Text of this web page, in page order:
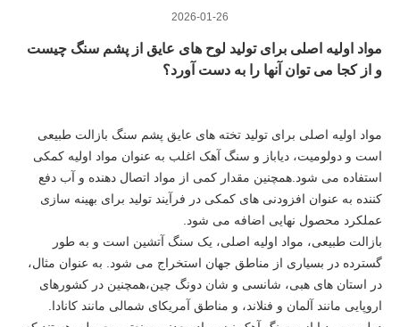
2026-01-26
مواد اولیه اصلی برای تولید لوح های عایق از پشم سنگ چیست
و از کجا می توان آنها را به دست آورد؟
مواد اولیه اصلی برای تولید تخته های عایق پشم سنگ بازالت طبیعی
است و دولومیت، دیاباز و سنگ آهک اغلب به عنوان مواد اولیه کمکی
استفاده می شود.همچنین مقدار کمی از مواد اتصال دهنده و آب دفع
کننده به عنوان افزودنی های کمکی در فرآیند تولید برای بهینه سازی
عملکرد محصول نهایی اضافه می شود.
بازالت طبیعی، مواد اولیه اصلی، یک سنگ آتشین است و به طور
گسترده در بسیاری از مناطق جهان استخراج می شود. به عنوان مثال،
در استان های هبی، شانسی و شان دونگ چین،همچنین در کشورهای
اروپایی مانند آلمان و فنلاند، و مناطق آمریکای شمالی مانند کانادا.